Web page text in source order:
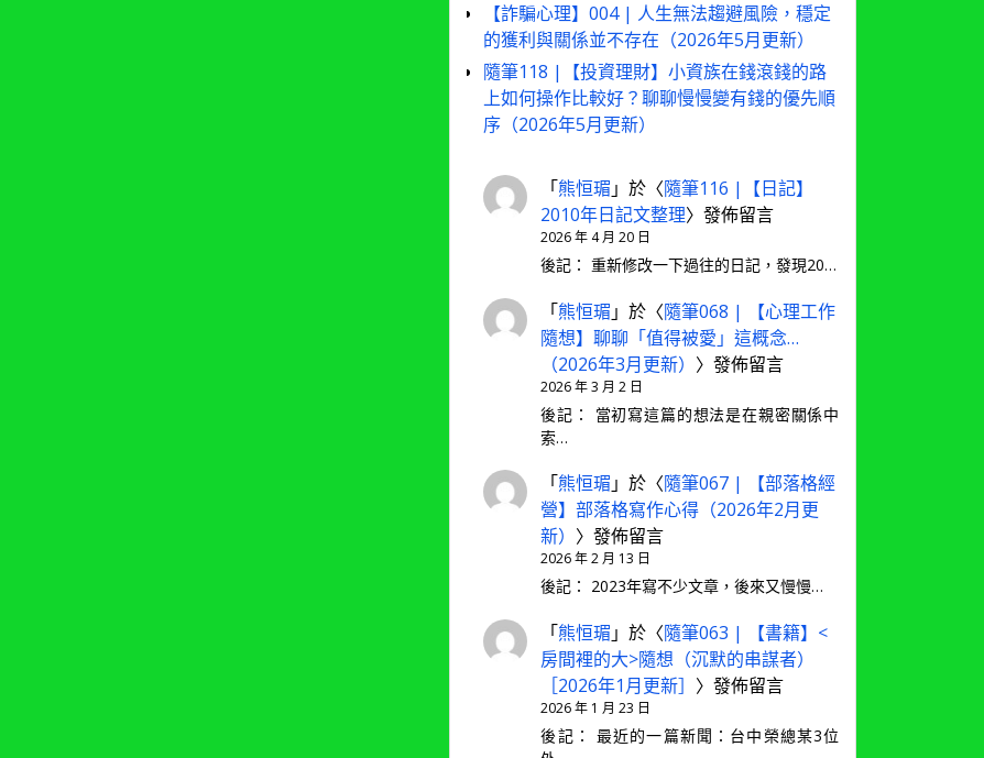
【詐騙心理】004 | 人生無法趨避風險，穩定
的獲利與關係並不存在（2026年5月更新）
隨筆118 |【投資理財】小資族在錢滾錢的路
上如何操作比較好？聊聊慢慢變有錢的優先順
序（2026年5月更新）
「熊恒瑂 」於〈隨筆116 |【日記】
2010年日記文整理〉發佈留言
2026 年 4 月 20 日
後記： 重新修改一下過往的日記，發現20…
「熊恒瑂 」於〈隨筆068 | 【心理工作
隨想】聊聊「值得被愛」這概念…
（2026年3月更新） 〉發佈留言
2026 年 3 月 2 日
後記： 當初寫這篇的想法是在親密關係中
索…
「熊恒瑂 」於〈隨筆067 | 【部落格經
營】部落格寫作心得（2026年2月更
新） 〉發佈留言
2026 年 2 月 13 日
後記： 2023年寫不少文章，後來又慢慢…
「熊恒瑂 」於〈隨筆063 | 【書籍】<
房間裡的大>隨想（沉默的串謀者）
［2026年1月更新］ 〉發佈留言
2026 年 1 月 23 日
後記： 最近的一篇新聞：台中榮總某3位